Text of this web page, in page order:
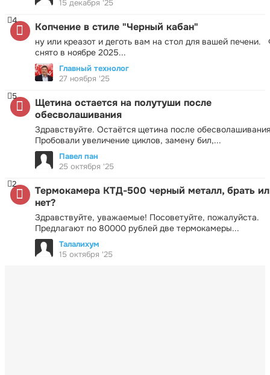
15 декабря '25
Копчение в стиле "Черный кабан"
ну или креазот и деготь вам на стол для вашей печени.
снято в ноябре 2025...
4
Главный технолог
27 ноября '25
Щетина остается на полутуши после
обесволашивания
Здравствуйте. Остаётся щетина после
Пробовали увеличение циклов, замену бил,...
5
Павел пан
25 октября '25
Термокамера КТД-500 черный металл, брать
нет?
Здравствуйте, уважаемые! Посоветуйте, пожалуйста.
Предлагают по 80000 рублей две термокамеры...
2
Талалихум
15 октября '25